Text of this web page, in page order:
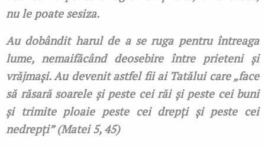
nu le poate sesiza.
Au dobândit harul de a se ruga pentru întreaga
lume, nemaifăcând deosebire între prieteni şi
vrăjmaşi. Au devenit astfel fii ai Tatălui care „face
să răsară soarele şi peste cei răi şi peste cei buni
şi trimite ploaie peste cei drepţi şi peste cei
nedrepţi” (Matei 5, 45)